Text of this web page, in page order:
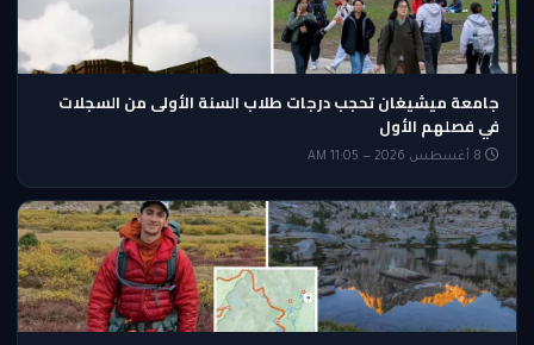
جامعة ميشيغان تحجب درجات طلاب السنة الأولى من السجلات
في فصلهم الأول